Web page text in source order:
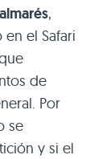
,
el Safari
de
Por
se
y si el